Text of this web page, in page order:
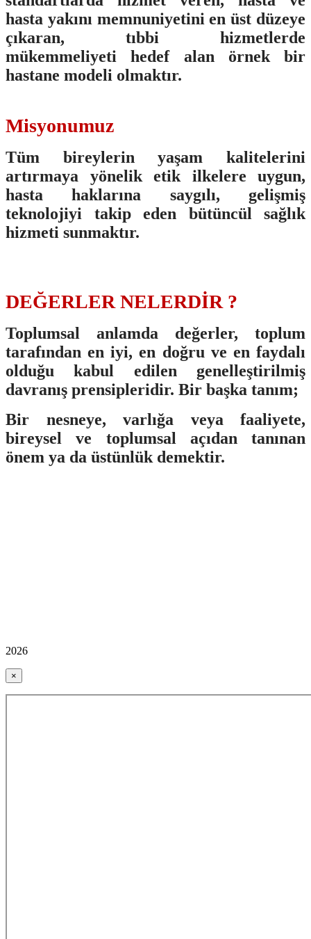
hasta yakını memnuniyetini en üst düzeye
çıkaran, tıbbi hizmetlerde
mükemmeliyeti hedef alan örnek bir
hastane modeli olmaktır.
Misyonumuz
Tüm bireylerin yaşam kalitelerini
artırmaya yönelik etik ilkelere uygun,
hasta haklarına saygılı, gelişmiş
teknolojiyi takip eden bütüncül sağlık
hizmeti sunmaktır.
DEĞERLER NELERDİR ?
Toplumsal anlamda değerler, toplum
tarafından en iyi, en doğru ve en faydalı
olduğu kabul edilen genelleştirilmiş
davranış prensipleridir. Bir başka tanım;
Bir nesneye, varlığa veya faaliyete,
bireysel ve toplumsal açıdan tanınan
önem ya da üstünlük demektir.
2026
×